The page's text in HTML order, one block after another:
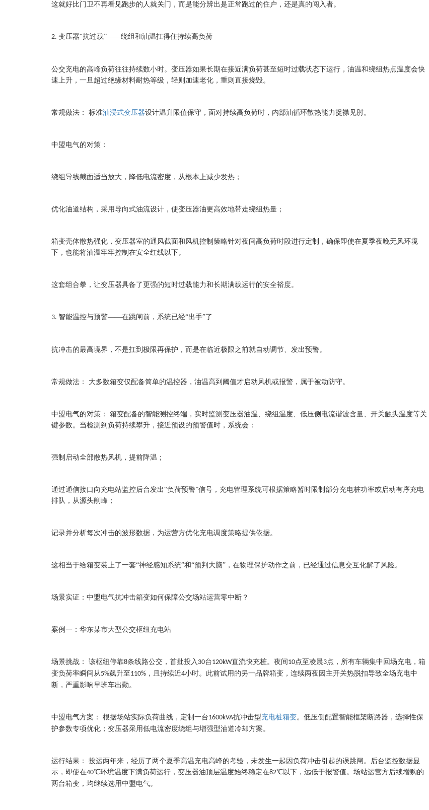
这就好比门卫不再看见跑步的人就关门，而是能分辨出是正常跑过的住户，还是真的闯入者。
2. 变压器“抗过载”——绕组和油温扛得住持续高负荷
公交充电的高峰负荷往往持续数小时。变压器如果长期在接近满负荷甚至短时过载状态下运行，油温和绕组热点温度会快
速上升，一旦超过绝缘材料耐热等级，轻则加速老化，重则直接烧毁。
常规做法： 标准油浸式变压器设计温升限值保守，面对持续高负荷时，内部油循环散热能力捉襟见肘。
中盟电气的对策：
绕组导线截面适当放大，降低电流密度，从根本上减少发热；
优化油道结构，采用导向式油流设计，使变压器油更高效地带走绕组热量；
箱变壳体散热强化，变压器室的通风截面和风机控制策略针对夜间高负荷时段进行定制，确保即使在夏季夜晚无风环境
下，也能将油温牢牢控制在安全红线以下。
这套组合拳，让变压器具备了更强的短时过载能力和长期满载运行的安全裕度。
3. 智能温控与预警——在跳闸前，系统已经“出手”了
抗冲击的最高境界，不是扛到极限再保护，而是在临近极限之前就自动调节、发出预警。
常规做法： 大多数箱变仅配备简单的温控器，油温高到阈值才启动风机或报警，属于被动防守。
中盟电气的对策：
箱变配备的智能测控终端，实时监测变压器油温、绕组温度、低压侧电流谐波含量、开关触头温度等关
键参数。当检测到负荷持续攀升，接近预设的预警值时，系统会：
强制启动全部散热风机，提前降温；
通过通信接口向充电站监控后台发出“负荷预警”信号，充电管理系统可根据策略暂时限制部分充电桩功率或启动有序充电
排队，从源头削峰；
记录并分析每次冲击的波形数据，为运营方优化充电调度策略提供依据。
这相当于给箱变装上了一套“神经感知系统”和“预判大脑”，在物理保护动作之前，已经通过信息交互化解了风险。
场景实证：中盟电气抗冲击箱变如何保障公交场站运营零中断？
案例一：华东某市大型公交枢纽充电站
场景挑战： 该枢纽停靠8条线路公交，首批投入 30台120kW直流快充桩。夜间 10点至凌晨3点，所有车辆集中回场充电，箱
变负荷率瞬间从5%飙升至 110% ，且持续近4小时。此前试用的另一品牌箱变，连续两夜因主开关热脱扣导致全场充电中
断，严重影响早班车出勤。
中盟电气方案： 根据场站实际负荷曲线，定制一台1600kVA抗冲击型充电桩箱变。低压侧配置智能框架断路器，选择性保
护参数专项优化；变压器采用低电流密度绕组与增强型油道冷却方案。
运行结果：
投运两年来，经历了两个夏季高温充电高峰的考验，未发生一起因负荷冲击引起的误跳闸。后台监控数据显
示，即使在40℃环境温度下满负荷运行，变压器油顶层温度始终稳定在82℃以下，远低于报警值。场站运营方后续增购的
两台箱变，均继续选用中盟电气。